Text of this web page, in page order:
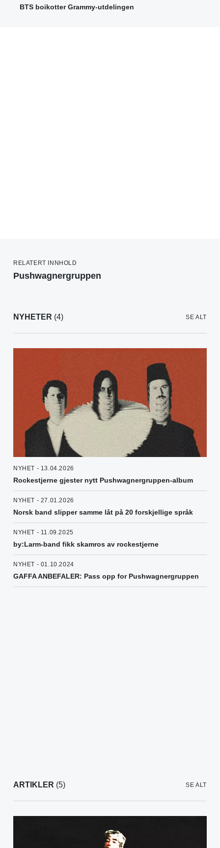
BTS boikotter Grammy-utdelingen
RELATERT INNHOLD
Pushwagnergruppen
NYHETER (4) SE ALT
NYHET - 13.04.2026
Rockestjerne gjester nytt Pushwagnergruppen-album
NYHET - 27.01.2026
Norsk band slipper samme låt på 20 forskjellige språk
NYHET - 11.09.2025
by:Larm-band fikk skamros av rockestjerne
NYHET - 01.10.2024
GAFFA ANBEFALER: Pass opp for Pushwagnergruppen
ARTIKLER (5) SE ALT